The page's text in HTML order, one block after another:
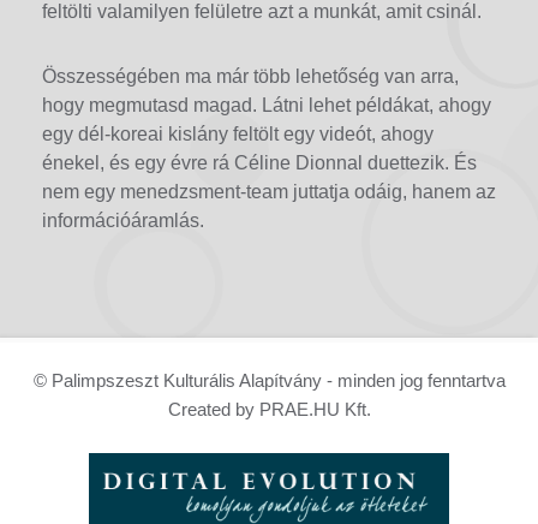
feltölti valamilyen felületre azt a munkát, amit csinál.
Összességében ma már több lehetőség van arra,
hogy megmutasd magad. Látni lehet példákat, ahogy
egy dél-koreai kislány feltölt egy videót, ahogy
énekel, és egy évre rá Céline Dionnal duettezik. És
nem egy menedzsment-team juttatja odáig, hanem az
információáramlás.
© Palimpszeszt Kulturális Alapítvány - minden jog fenntartva
Created by PRAE.HU Kft.